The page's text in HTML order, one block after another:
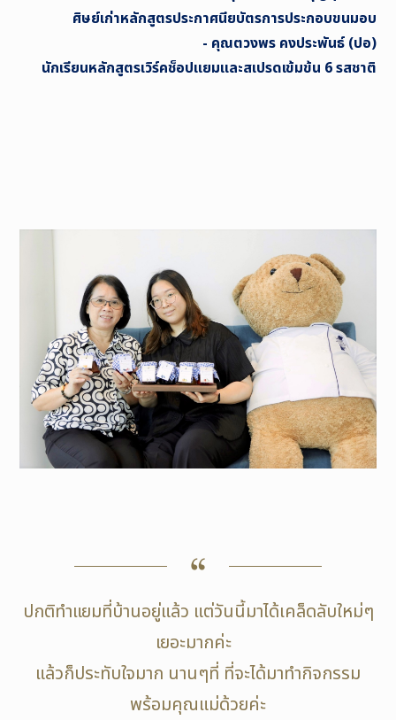
ศิษย์เก่าหลักสูตรประกาศนียบัตรการประกอบขนมอบ
- คุณตวงพร คงประพันธ์ (ปอ)
นักเรียนหลักสูตรเวิร์คช็อปแยมและสเปรดเข้มข้น 6 รสชาติ
ปกติทำแยมที่บ้านอยู่แล้ว แต่วันนี้มาได้เคล็ดลับใหม่ๆ
เยอะมากค่ะ
แล้วก็ประทับใจมาก นานๆที่ ที่จะได้มาทำกิจกรรม
พร้อมคุณแม่ด้วยค่ะ